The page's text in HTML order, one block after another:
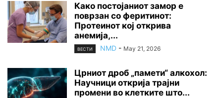
Како постојаниот замор е
поврзан со феритинот:
Протеинот кој открива
анемија,...
ВЕСТИ NMD - May 21, 2026
Црниот дроб „памети“ алкохол:
Научници открија трајни
промени во клетките што...